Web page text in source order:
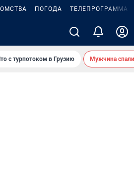
ПОГОДА ТЕЛЕПРОГРАММА
с турпотоком в Грузию Мужчина